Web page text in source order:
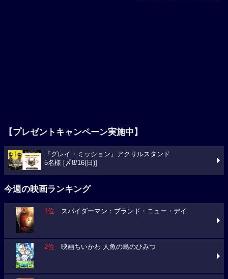
【プレゼントキャンペーン実施中】
『グレイ・ミッション』アクリルスタンド
5名様 [〆8/16(日)]
今週の映画ランキング
1位 スパイダーマン：ブランド・ニュー・デイ
2位 映画ちいかわ 人魚の島のひみつ